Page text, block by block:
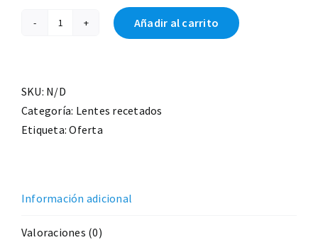
Montura
Añadir al carrito
SKU: N/D
Categoría: Lentes recetados
Etiqueta:Oferta
Información adicional
Valoraciones (0)